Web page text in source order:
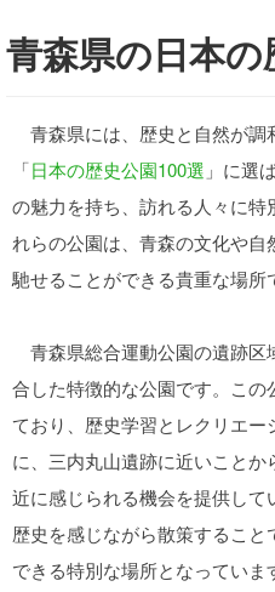
青森県の日本
青森県には、歴史と自然が調
「日本の歴史公園100選 」に選
の魅力を持ち、訪れる人々に特
れらの公園は、青森の文化や
馳せることができる貴重な場所
青森県総合運動公園の遺跡区
合した特徴的な公園です。こ
ており、歴史学習とレクリエ
に、三内丸山遺跡に近いこと
近に感じられる機会を提供して
歴史を感じながら散策するこ
できる特別な場所となっていま